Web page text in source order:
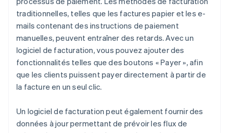
traditionnelles, telles que les factures papier et les e-
mails contenant des instructions de paiement
manuelles, peuvent entraîner des retards. Avec un
logiciel de facturation, vous pouvez ajouter des
fonctionnalités telles que des boutons « Payer », afin
que les clients puissent payer directement à partir de
la facture en un seul clic.
Un logiciel de facturation peut également fournir des
données à jour permettant de prévoir les flux de